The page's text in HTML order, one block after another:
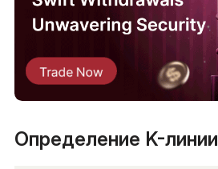
Определение K-линии